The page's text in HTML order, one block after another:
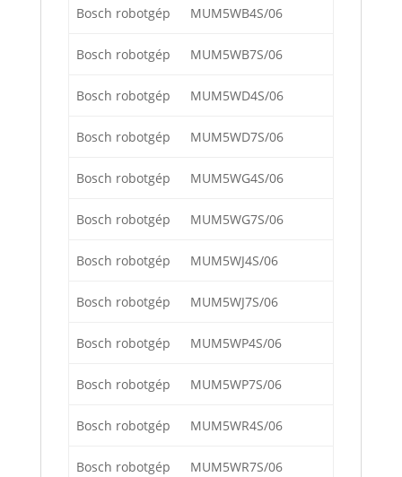
Bosch robotgép MUM5WB4S/06
Bosch robotgép MUM5WB7S/06
Bosch robotgép MUM5WD4S/06
Bosch robotgép MUM5WD7S/06
Bosch robotgép MUM5WG4S/06
Bosch robotgép MUM5WG7S/06
Bosch robotgép MUM5WJ4S/06
Bosch robotgép MUM5WJ7S/06
Bosch robotgép MUM5WP4S/06
Bosch robotgép MUM5WP7S/06
Bosch robotgép MUM5WR4S/06
Bosch robotgép MUM5WR7S/06